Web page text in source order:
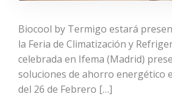
Biocool by Termigo estará
la Feria de Climatización y
celebrada en Ifema (Madrid)
soluciones de ahorro energético
del 26 de Febrero […]